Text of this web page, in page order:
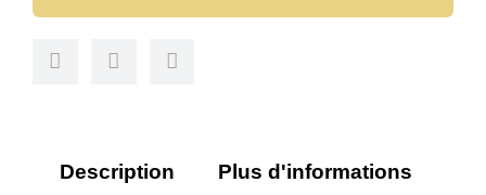
Description Plus d'informations